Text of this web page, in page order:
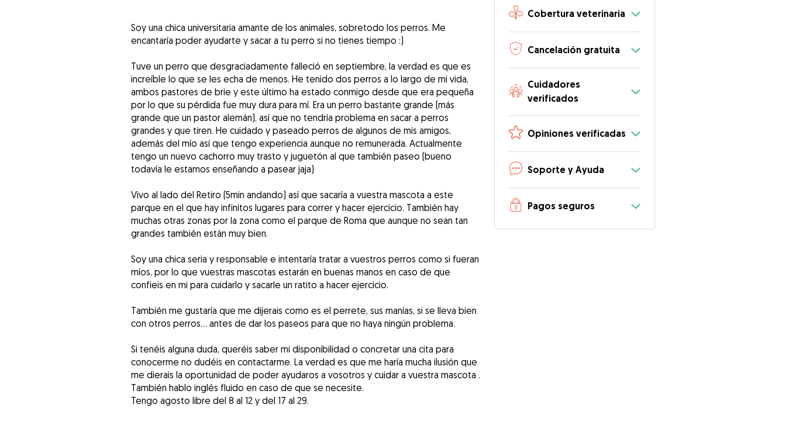
Soy una chica universitaria amante de los animales, sobretodo los perros. Me
encantaría poder ayudarte y sacar a tu perro si no tienes tiempo :)
Tuve un perro que desgraciadamente falleció en septiembre, la verdad es que es
increíble lo que se les echa de menos. He tenido dos perros a lo largo de mi vida,
ambos pastores de brie y este último ha estado conmigo desde que era pequeña
por lo que su pérdida fue muy dura para mí. Era un perro bastante grande (más
grande que un pastor alemán), así que no tendría problema en sacar a perros
grandes y que tiren. He cuidado y paseado perros de algunos de mis amigos,
además del mío así que tengo experiencia aunque no remunerada. Actualmente
tengo un nuevo cachorro muy trasto y juguetón al que también paseo (bueno
todavía le estamos enseñando a pasear jaja)
Vivo al lado del Retiro (5min andando) así que sacaría a vuestra mascota a este
parque en el que hay infinitos lugares para correr y hacer ejercicio. También hay
muchas otras zonas por la zona como el parque de Roma que aunque no sean tan
grandes también están muy bien.
Soy una chica seria y responsable e intentaría tratar a vuestros perros como si fueran
míos, por lo que vuestras mascotas estarán en buenas manos en caso de que
confieis en mi para cuidarlo y sacarle un ratito a hacer ejercicio.
También me gustaría que me dijerais como es el perrete, sus manías, si se lleva bien
con otros perros... antes de dar los paseos para que no haya ningún problema.
Si tenéis alguna duda, queréis saber mi disponibilidad o concretar una cita para
conocerme no dudéis en contactarme. La verdad es que me haría mucha ilusión que
me dierais la oportunidad de poder ayudaros a vosotros y cuidar a vuestra mascota .
También hablo inglés fluido en caso de que se necesite.
Tengo agosto libre del 8 al 12 y del 17 al 29.
Cobertura veterinaria
Cancelación gratuita
Cuidadores
verificados
Opiniones verificadas
Soporte y Ayuda
Pagos seguros